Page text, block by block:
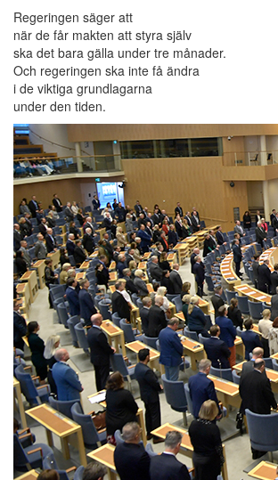
Regeringen säger att
när de får makten att styra själv
ska det bara gälla under tre månader.
Och regeringen ska inte få ändra
i de viktiga grundlagarna
under den tiden.